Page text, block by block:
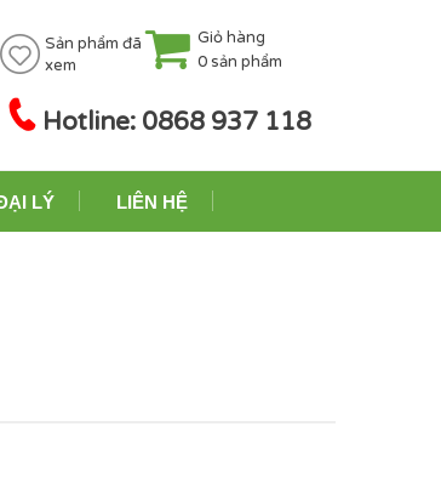
Sản phẩm đã
xem
Giỏ hàng
0 sản phẩm
Hotline: 0868 937 118
LÝ LIÊN HỆ